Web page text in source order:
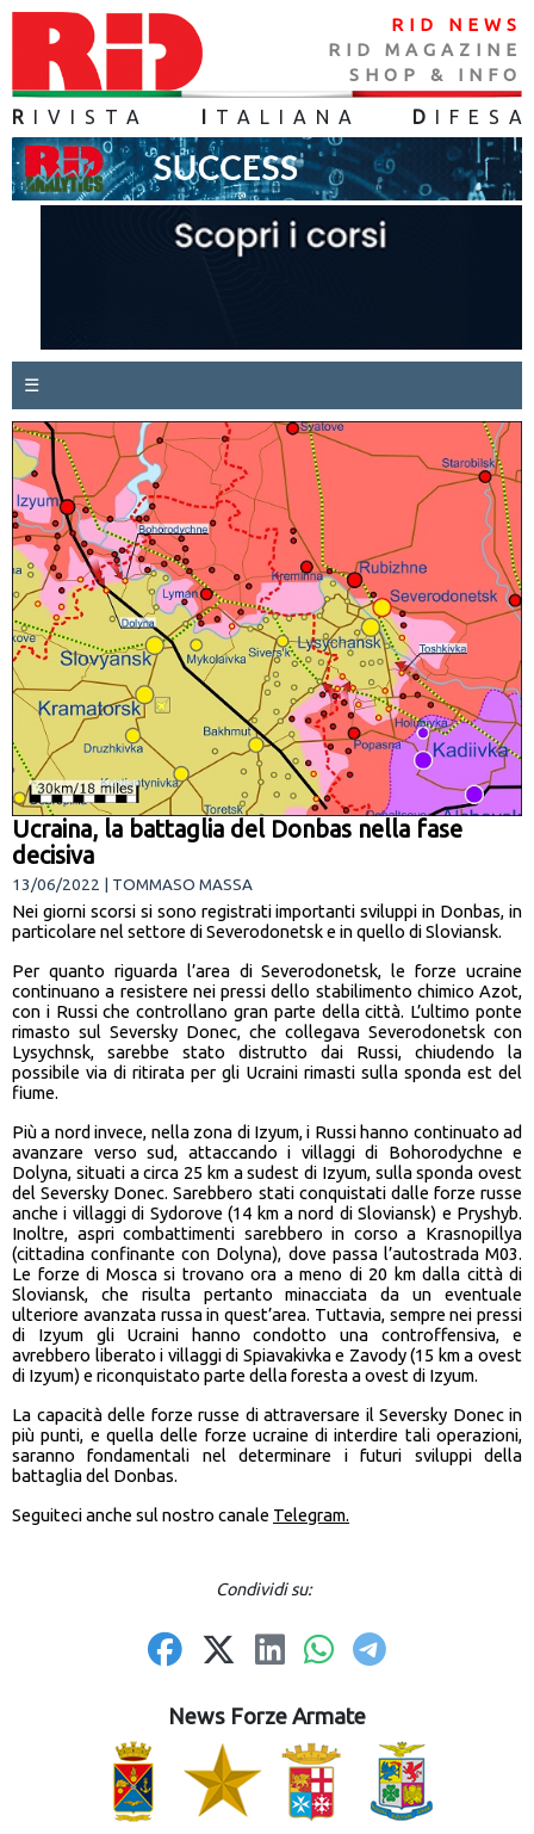
RID NEWS
RID MAGAZINE
SHOP & INFO
R IVISTA TALIANA D IFES A
☰
Ucraina, la battaglia del Donbas nella fase
decisiva
13/06/2022 | TOMMASO MASSA
Nei giorni scorsi si sono registrati importanti sviluppi in Donbas, in
particolare nel settore di Severodonetsk e in quello di Sloviansk.
Per quanto riguarda l’area di Severodonetsk, le forze ucraine
continuano a resistere nei pressi dello stabilimento chimico Azot,
con i Russi che controllano gran parte della città. L’ultimo ponte
rimasto sul Seversky Donec, che collegava Severodonetsk con
Lysychnsk, sarebbe stato distrutto dai Russi, chiudendo la
possibile via di ritirata per gli Ucraini rimasti sulla sponda est del
fiume.
Più a nord invece, nella zona di Izyum, i Russi hanno continuato ad
avanzare verso sud, attaccando i villaggi di Bohorodychne e
Dolyna, situati a circa 25 km a sudest di Izyum, sulla sponda ovest
del Seversky Donec. Sarebbero stati conquistati dalle forze russe
anche i villaggi di Sydorove (14 km a nord di Sloviansk) e Pryshyb.
Inoltre, aspri combattimenti sarebbero in corso a Krasnopillya
(cittadina confinante con Dolyna), dove passa l’autostrada M03.
Le forze di Mosca si trovano ora a meno di 20 km dalla città di
Sloviansk, che risulta pertanto minacciata da un eventuale
ulteriore avanzata russa in quest’area. Tuttavia, sempre nei pressi
di Izyum gli Ucraini hanno condotto una controffensiva, e
avrebbero liberato i villaggi di Spiavakivka e Zavody (15 km a ovest
di Izyum) e riconquistato parte della foresta a ovest di Izyum.
La capacità delle forze russe di attraversare il Seversky Donec in
più punti, e quella delle forze ucraine di interdire tali operazioni,
saranno fondamentali nel determinare i futuri sviluppi della
battaglia del Donbas.
Seguiteci anche sul nostro canale Telegram.
Condividi su:
News Forze Armate